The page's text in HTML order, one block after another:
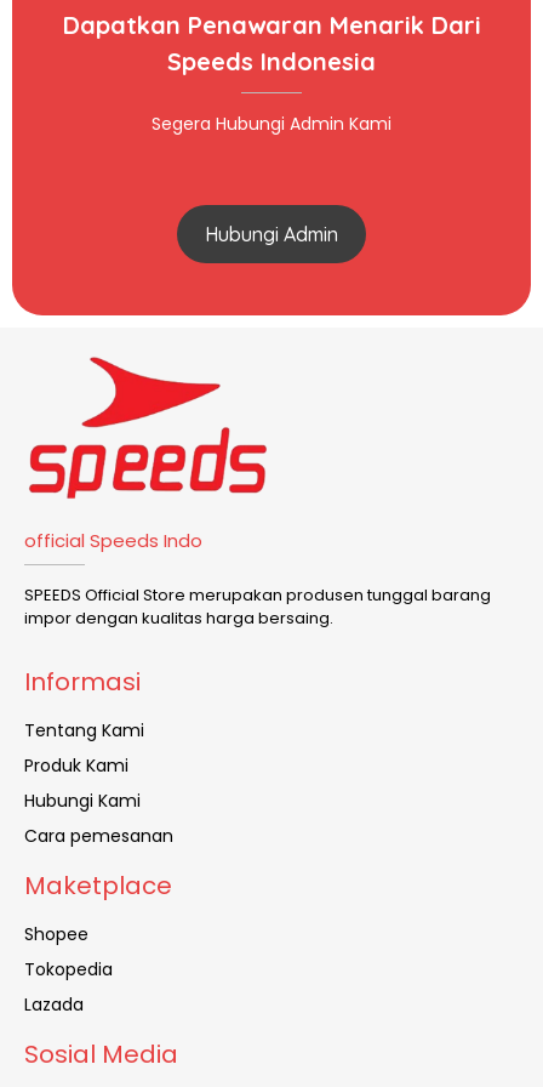
Dapatkan Penawaran Menarik Dari
Speeds Indonesia
Segera Hubungi Admin Kami
Hubungi Admin
official Speeds Indo
SPEEDS Official Store merupakan produsen tunggal barang
impor dengan kualitas harga bersaing.
Informasi
Tentang Kami
Produk Kami
Hubungi Kami
Cara pemesanan
Maketplace
Shopee
Tokopedia
Lazada
Sosial Media